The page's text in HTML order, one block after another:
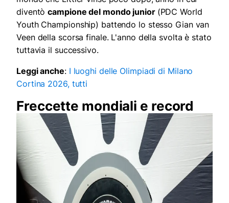
diventòcampione del mondo junior (PDC World
Youth Championship) battendo lo stesso Gian van
Veen della scorsa finale. L'anno della svolta è stato
tuttavia il successivo.
Leggi anche: I luoghi delle Olimpiadi di Milano
Cortina 2026, tutti
Freccette mondiali e record